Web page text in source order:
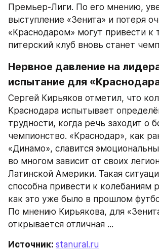
Премьер-Лиги. По его мнению,
выступление «Зенита» и потеря
«Краснодаром» могут привести к
питерский клуб вновь станет
Нервное давление на
испытание для
Сергей Кирьяков отметил, что
Краснодара испытывает
трудности, когда речь заходит о
чемпионство. «Краснодар», как
«Динамо», славится
во многом зависит от своих
Латинской Америки. Такая
способна привести к колебаниям
как это уже было в прошлом
По мнению Кирьякова, для
открывается отличная ...
Источник: stanural.ru